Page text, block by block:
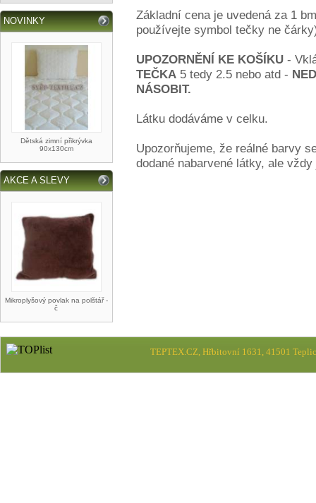
NOVINKY
Dětská zimní přikrývka
90x130cm
AKCE A SLEVY
Mikroplyšový povlak na polštář -
č
Základní cena je uvedená za 1
používejte symbol tečky ne
UPOZORNĚNÍ KE KOŠÍKU -
TEČKA 5 tedy 2.5 nebo atd -
NÁSOBIT.
Látku dodáváme v celku.
Upozorňujeme, že reálné barvy
dodané nabarvené látky, ale
TEPTEX.CZ, Hřbitovní 1631, 41501